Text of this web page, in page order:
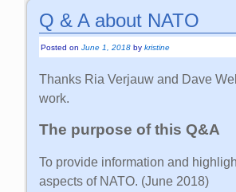
Q & A about NATO
Posted onJune 1, 2018 bykristine
Thanks Ria Verjauw and Dave
work.
The purpose of this Q&A
To provide information and
aspects of NATO. (June 2018)